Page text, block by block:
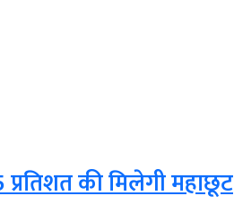
की मिलेगी महाछूट